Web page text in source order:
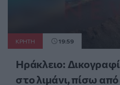
ΚΡΗΤΗ 19:59
Ηράκλειο:
στο λιμάνι, πίσω